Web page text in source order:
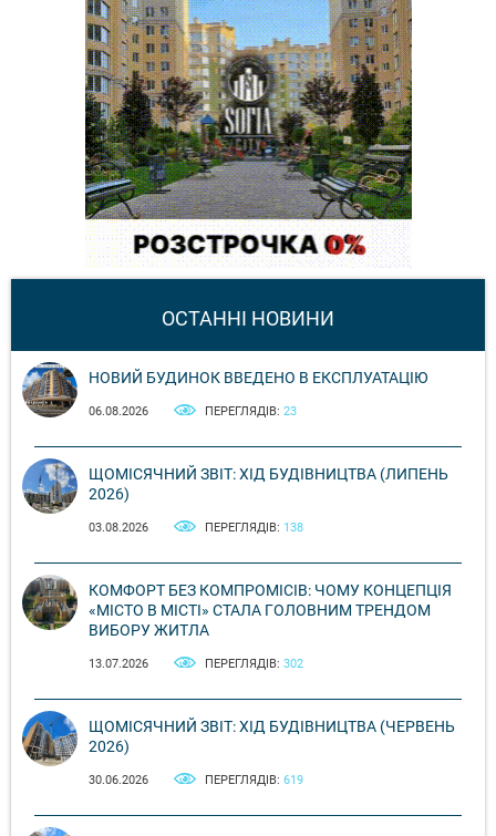
ОСТАННІ НОВИНИ
НОВИЙ БУДИНОК ВВЕДЕНО В ЕКСПЛУАТАЦІЮ
06.08.2026 ПЕРЕГЛЯДІВ: 23
ЩОМІСЯЧНИЙ ЗВІТ: ХІД БУДІВНИЦТВА (ЛИПЕНЬ
2026)
03.08.2026 ПЕРЕГЛЯДІВ: 138
КОМФОРТ БЕЗ КОМПРОМІСІВ: ЧОМУ КОНЦЕПЦІЯ
«МІСТО В МІСТІ» СТАЛА ГОЛОВНИМ ТРЕНДОМ
ВИБОРУ ЖИТЛА
13.07.2026 ПЕРЕГЛЯДІВ: 302
ЩОМІСЯЧНИЙ ЗВІТ: ХІД БУДІВНИЦТВА (ЧЕРВЕНЬ
2026)
30.06.2026 ПЕРЕГЛЯДІВ: 619